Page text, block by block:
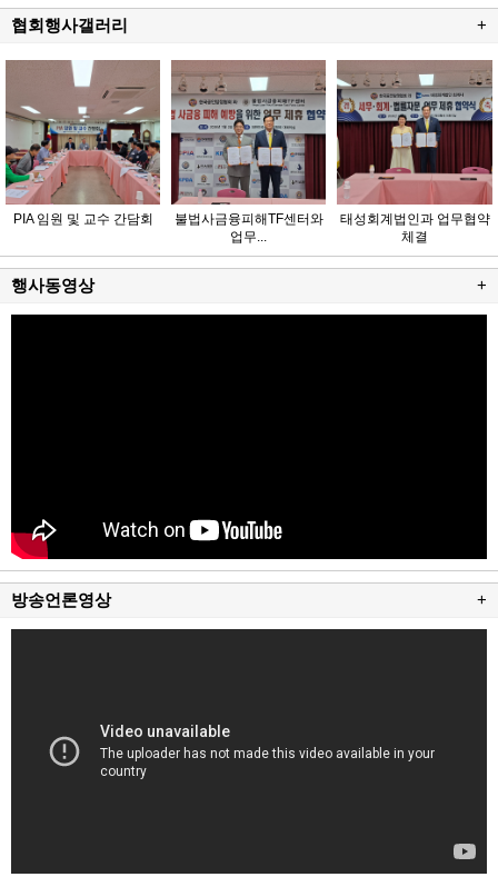
협회행사갤러리 +
PIA 임원 및 교수 간담회
불법사금융피해TF센터와
업무...
태성회계법인과 업무협약
체결
행사동영상 +
방송언론영상 +